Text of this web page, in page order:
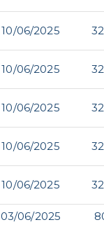
10/06/2025
10/06/2025
10/06/2025
10/06/2025
10/06/2025
03/06/2025